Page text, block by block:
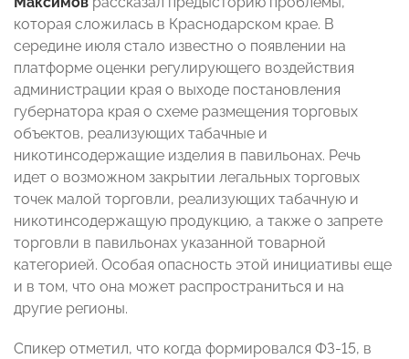
которая сложилась в Краснодарском крае. В
середине июля стало известно о появлении на
платформе оценки регулирующего воздействия
администрации края о выходе постановления
губернатора края о схеме размещения торговых
объектов, реализующих табачные и
никотинсодержащие изделия в павильонах. Речь
идет о возможном закрытии легальных торговых
точек малой торговли, реализующих табачную и
никотинсодержащую продукцию, а также о запрете
торговли в павильонах указанной товарной
категорией. Особая опасность этой инициативы еще
и в том, что она может распространиться и на
другие регионы.
Спикер отметил, что когда формировался ФЗ-15, в